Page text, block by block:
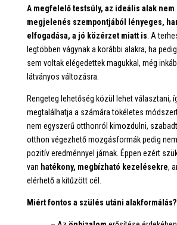
A megfelelő testsúly, az ideális alak nem
megjelenés szempontjából lényeges,
elfogadása, a jó közérzet miatt is . A
legtöbben vágynak a korábbi alakra, ha
sem voltak elégedettek magukkal, még
látványos változásra.
Rengeteg lehetőség közül lehet választani,
megtalálhatja a számára tökéletes
nem egyszerű otthonról kimozdulni,
otthon végezhető mozgásformák pedig
pozitív eredménnyel járnak. Éppen ezért
van hatékony, megbízható kezelésekre,
elérhető a kitűzött cél.
Miért fontos a szülés utáni alakformálás?